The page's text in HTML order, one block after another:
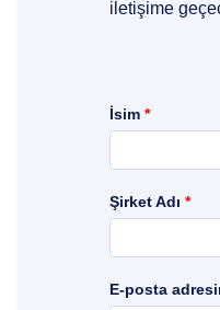
iletişime
İsim *
Şirket Adı *
E-posta